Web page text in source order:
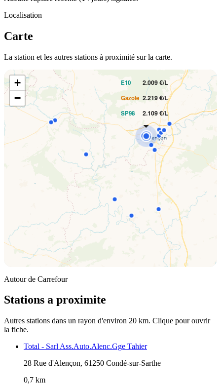
Localisation
Carte
La station et les autres stations à proximité sur la carte.
E10 2.009 €/L
Gazole 2.219 €/L
SP98 2.109 €/L
+
−
Autour de Carrefour
Stations a proximite
Autres stations dans un rayon d'environ 20 km. Clique pour ouvrir
la fiche.
Total - Sarl Ass.Auto.Alenc.Gge Tahier
28 Rue d'Alençon, 61250 Condé-sur-Sarthe
0,7 km